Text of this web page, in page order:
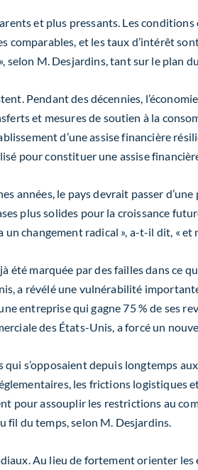
et plus pressants. Les
comparables, et les taux d’intérêt
», selon M. Desjardins, tant sur le plan
Pendant des décennies,
et mesures de soutien à la
d’une assise financière
pour constituer une assise
années, le pays devrait passer
plus solides pour la croissance
changement radical », a-t-il dit, «
marquée par des failles dans ce
a révélé une vulnérabilité
qui gagne 75 % de ses
des États-Unis, a forcé un
s’opposaient depuis longtemps
les frictions logistiques
pour assouplir les restrictions au
fil du temps, selon M. Desjardins.
Au lieu de fortement orienter